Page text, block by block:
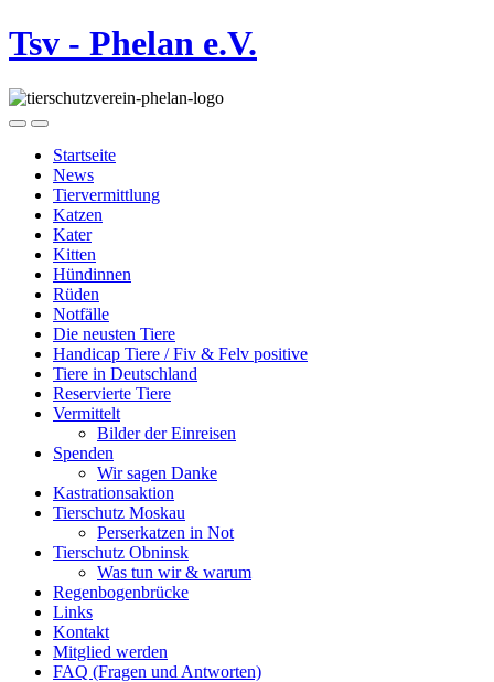
Tsv - Phelan e.V.
Startseite
News
Tiervermittlung
Katzen
Kater
Kitten
Hündinnen
Rüden
Notfälle
Die neusten Tiere
Handicap Tiere / Fiv & Felv positive
Tiere in Deutschland
Reservierte Tiere
Vermittelt
Bilder der Einreisen
Spenden
Wir sagen Danke
Kastrationsaktion
Tierschutz Moskau
Perserkatzen in Not
Tierschutz Obninsk
Was tun wir & warum
Regenbogenbrücke
Links
Kontakt
Mitglied werden
FAQ (Fragen und Antworten)